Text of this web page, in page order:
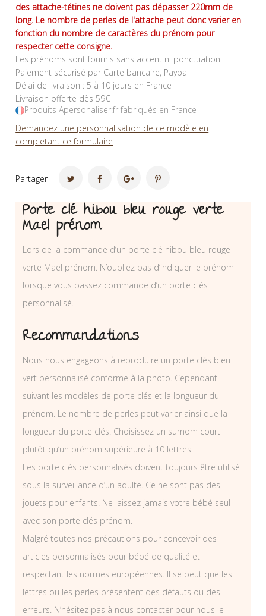
des attache-tétines ne doivent pas dépasser 220mm de
long. Le nombre de perles de l'attache peut donc varier en
fonction du nombre de caractères du prénom pour
respecter cette consigne.
Les prénoms sont fournis sans accent ni ponctuation
Paiement sécurisé par Carte bancaire, Paypal
Délai de livraison : 5 à 10 jours en France
Livraison offerte dès 59€
Produits Apersonaliser.fr fabriqués en France
Demandez une personnalisation de ce modèle en
completant ce formulaire
Partager
Porte clé hibou bleu rouge verte
Mael prénom
Lors de la commande d’un porte clé hibou bleu rouge
verte Mael prénom. N’oubliez pas d’indiquer le prénom
lorsque vous passez commande d’un porte clés
personnalisé.
Recommandations
Nous nous engageons à reproduire un porte clés bleu
vert personnalisé conforme à la photo. Cependant
suivant les modèles de porte clés et la longueur du
prénom. Le nombre de perles peut varier ainsi que la
longueur du porte clés. Choisissez un surnom court
plutôt qu’un prénom supérieure à 10 lettres.
Les porte clés personnalisés doivent toujours être utilisé
sous la surveillance d’un adulte. Ce ne sont pas des
jouets pour enfants. Ne laissez jamais votre bébé seul
avec son porte clés prénom.
Malgré toutes nos précautions pour concevoir des
articles personnalisés pour bébé de qualité et
respectant les normes européennes. Il se peut que les
lettres ou les perles présentent des défauts ou des
erreurs. N’hésitez pas à nous contacter pour nous le